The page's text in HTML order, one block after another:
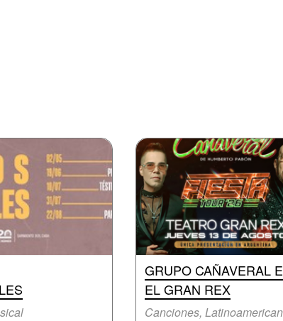
GRUPO CAÑAVERAL
EL GRAN REX
Canciones,